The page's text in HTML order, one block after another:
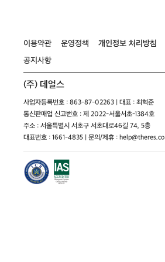
이용약관 운영정책 개인정보 처리방침
공지사항
(주) 데얼스
사업자등록번호 : 863-87-02263 | 대표 : 최혁준
통신판매업 신고번호 : 제 2022-서울서초-1384호
주소 : 서울특별시 서초구 서초대로46길 74, 5층
대표번호 : 1661-4835 | 문의/제휴 : help@theres.co